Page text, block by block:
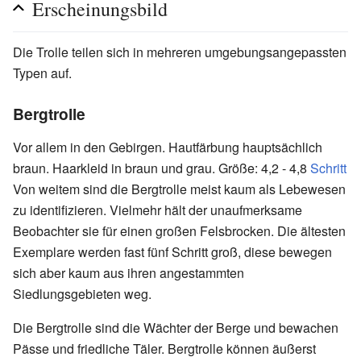
Erscheinungsbild
Die Trolle teilen sich in mehreren umgebungsangepassten
Typen auf.
Bergtrolle
Vor allem in den Gebirgen. Hautfärbung hauptsächlich
braun. Haarkleid in braun und grau. Größe: 4,2 - 4,8 Schritt
Von weitem sind die Bergtrolle meist kaum als Lebewesen
zu identifizieren. Vielmehr hält der unaufmerksame
Beobachter sie für einen großen Felsbrocken. Die ältesten
Exemplare werden fast fünf Schritt groß, diese bewegen
sich aber kaum aus ihren angestammten
Siedlungsgebieten weg.
Die Bergtrolle sind die Wächter der Berge und bewachen
Pässe und friedliche Täler. Bergtrolle können äußerst